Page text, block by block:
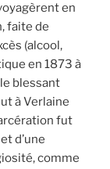
en
faite de
(alcool,
en 1873 à
blessant
à Verlaine
fut
d’une
comme